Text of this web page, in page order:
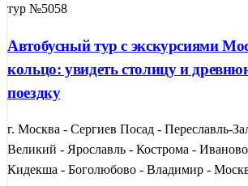
тур №5058
Автобусный тур с экскурсиями
кольцо: увидеть столицу и
поездку
г. Москва - Сергиев Посад - Переславль-
Великий - Ярославль - Кострома -
Кидекша - Боголюбово - Владимир -